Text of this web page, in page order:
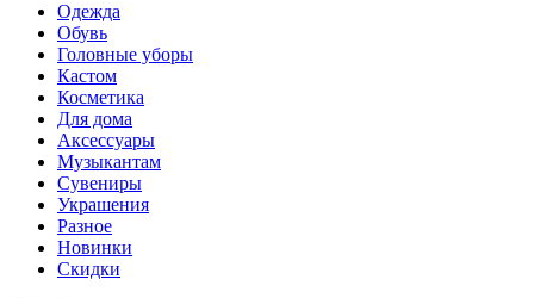
Одежда
Обувь
Головные уборы
Кастом
Косметика
Для дома
Аксессуары
Музыкантам
Сувениры
Украшения
Разное
Новинки
Скидки